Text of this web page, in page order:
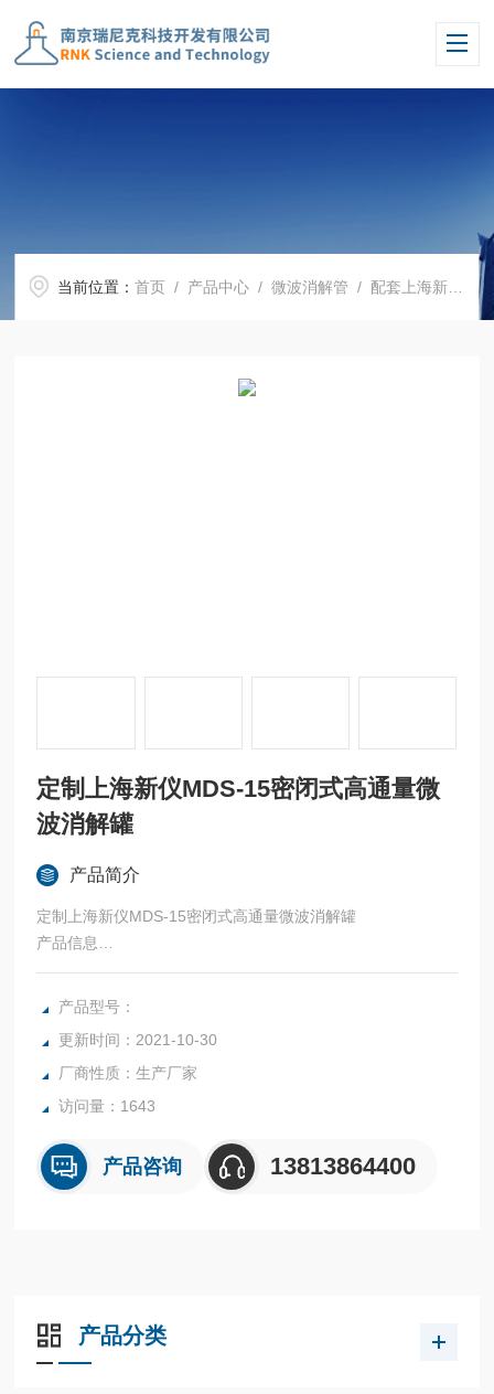
当前位置：首页 / 产品中心 /微波消解管 /配套上海新仪微波消解罐
定制上海新仪MDS-15密闭式高通量微
波消解罐
产品简介
定制上海新仪MDS-15密闭式高通量微波消解罐
产品信息
产品名称：配套新仪MDS-15微波消解罐
型号：适配新仪微波消解化学平台
产品包含：内罐+盖子
产品型号：
更新时间：2021-10-30
厂商性质：生产厂家
访问量：1643
产品咨询 13813864400
产品分类